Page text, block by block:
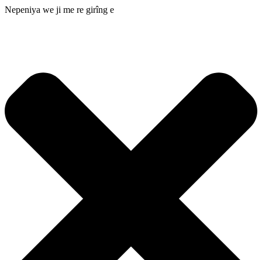
Nepeniya we ji me re girîng e